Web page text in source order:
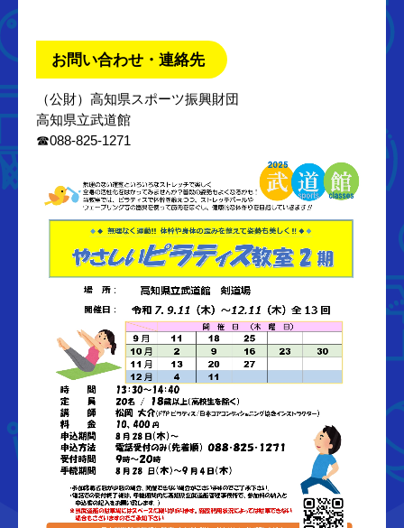
お問い合わせ・連絡先
（公財）高知県スポーツ振興財団
高知県立武道館
☎088-825-1271